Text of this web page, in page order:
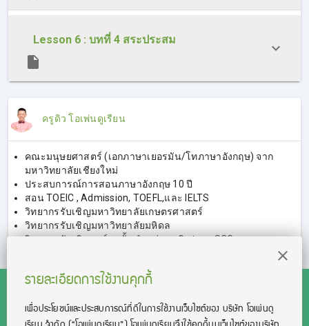
Lesson 6 : บทที่ 4 สระประสม
ครูดิว โอเพ่นดูเรียน
คณะมนุษยศาสตร์ (เอกภาษาเยอรมัน/โทภาษาอังกฤษ) จาก
มหาวิทยาลัยเชียงใหม่
ประสบการณ์การสอนภาษาอังกฤษ 10 ปี
สอน TOEIC , Admission, TOEFL,และ IELTS
วิทยากรรับเชิญมหาวิทยาลัยเกษตรศาสตร์
วิทยากรรับเชิญมหาวิทยาลัยมหิดล
วิทยากรรับเชิญองค์กรชั้นนำ เช่น เมจิ, ปตท., SCG,
รายละเอียดการใช้งานคุกกี้
เพื่อประโยชน์และประสบการณ์ที่ดีในการใช้งานเว็บไซต์ของ บริษัท โอเพ่นดู